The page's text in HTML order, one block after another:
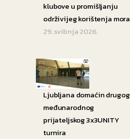
klubove u promišljanju
održivijeg korištenja mora
29. svibnja 2026.
Ljubljana domaćin drugog
međunarodnog
prijateljskog 3x3UNITY
turnira